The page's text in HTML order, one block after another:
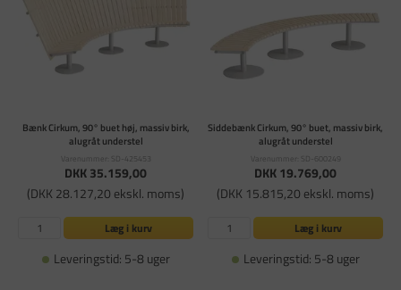
Bænk Cirkum, 90° buet høj, massiv birk,
alugråt understel
Varenummer: SD-425453
DKK 35.159,00
(DKK 28.127,20 ekskl. moms)
Læg i kurv
Leveringstid: 5-8 uger
Siddebænk Cirkum, 90° buet, massiv birk,
alugråt understel
Varenummer: SD-600249
DKK 19.769,00
(DKK 15.815,20 ekskl. moms)
Læg i kurv
Leveringstid: 5-8 uger